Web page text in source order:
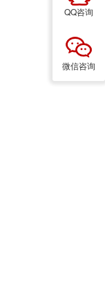
QQ咨询
微信咨询